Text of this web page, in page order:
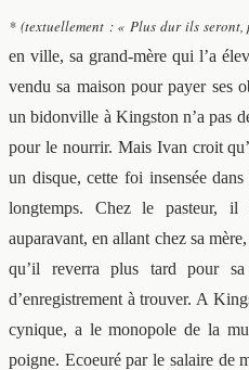
* (textuellement : « Plus dur ils
en ville, sa grand-mère qui l’a
vendu sa maison pour payer ses
un bidonville à Kingston n’a pas
pour le nourrir. Mais Ivan croit
un disque, cette foi insensée
longtemps. Chez le pasteur, il
auparavant, en allant chez sa
qu’il reverra plus tard pour
d’enregistrement à trouver. A
cynique, a le monopole de la
poigne. Ecoeuré par le salaire de